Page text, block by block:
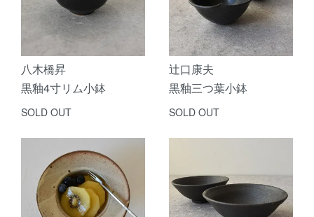
八木橋昇
黒釉4寸リム小鉢
SOLD OUT
辻口康夫
黒釉三つ葉小鉢
SOLD OUT